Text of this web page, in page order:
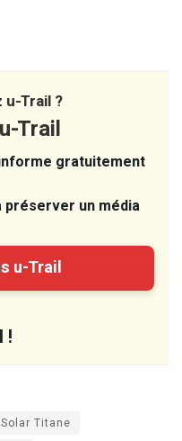
u-Trail ?
Trail
gratuitement
préserver un média
u-Trail
!
Titane